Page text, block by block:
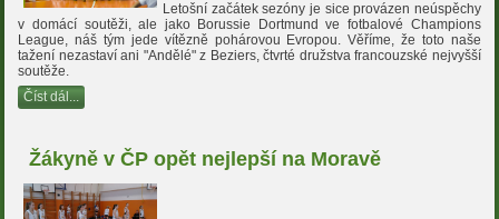
Letošní začátek sezóny je sice provázen neúspěchy
v domácí soutěži, ale jako Borussie Dortmund ve fotbalové Champions
League, náš tým jede vítězně pohárovou Evropou. Věříme, že toto naše
tažení nezastaví ani "Andělé" z Beziers, čtvrté družstva francouzské nejvyšší
soutěže.
Číst dál...
Žákyně v ČP opět nejlepší na Moravě